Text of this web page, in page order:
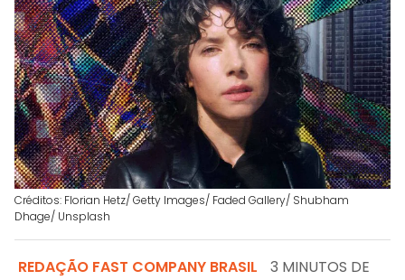
Créditos: Florian Hetz/ Getty Images/ Faded Gallery/ Shubham
Dhage/ Unsplash
REDAÇÃO FAST COMPANY BRASIL
3 MINUTOS DE